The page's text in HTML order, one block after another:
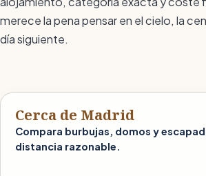
merece la pena pensar en el cielo, la
día siguiente.
Cerca de Madrid
Compara burbujas, domos y
distancia razonable.